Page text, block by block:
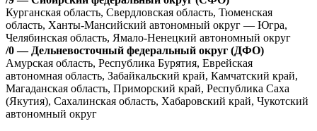
Курганская область, Свердловская область, Тюменская
область, Ханты-Мансийский автономный округ — Югра,
Челябинская область, Ямало-Ненецкий автономный округ
/0 — Дельневосточный федеральный округ (ДФО)
Амурская область, Республика Бурятия, Еврейская
автономная область, Забайкальский край, Камчатский край,
Магаданская область, Приморский край, Республика Саха
(Якутия), Сахалинская область, Хабаровский край, Чукотский
автономный округ